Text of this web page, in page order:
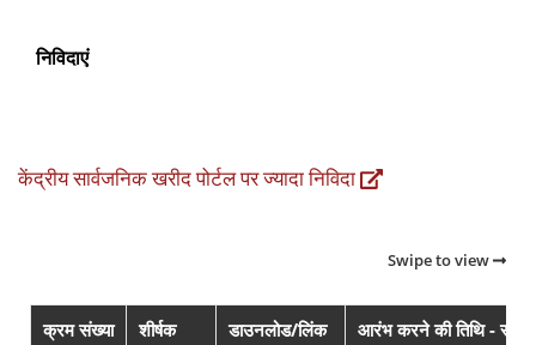
निविदाएं
केंद्रीय सार्वजनिक खरीद पोर्टल पर ज्यादा निविदा
Swipe to view
क्रम संख्या शीर्षक डाउनलोड/लिंक आरंभ करने की तिथि -